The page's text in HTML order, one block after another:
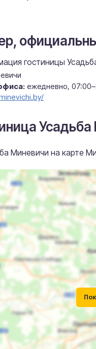
гостиницы
ежедневно,
Миневичи на карте